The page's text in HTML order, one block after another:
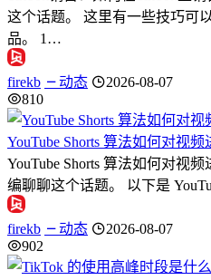
这个话题。 这里有一些技巧可
品。 1…
firekb 动态
2026-08-07
810
YouTube Shorts 算法如何对视
YouTube Shorts 算法如何对视
编聊聊这个话题。 以下是
firekb 动态
2026-08-07
902